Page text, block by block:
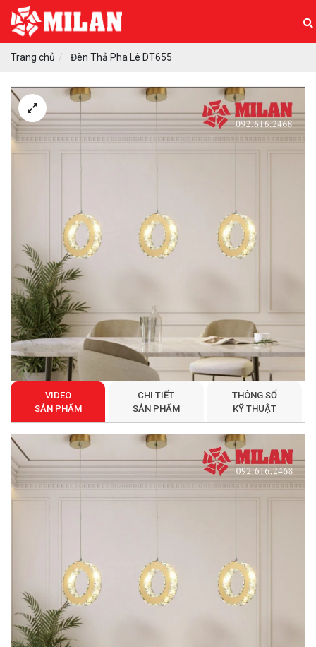
Trang chủ Đèn Thả Pha Lê DT655
VIDEO
SẢN PHẨM
CHI TIẾT
SẢN PHẨM
THÔNG SỐ
KỸ THUẬT